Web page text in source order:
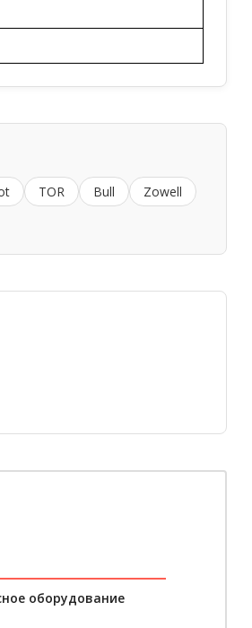
TOR Bull
Zowell
оборудование